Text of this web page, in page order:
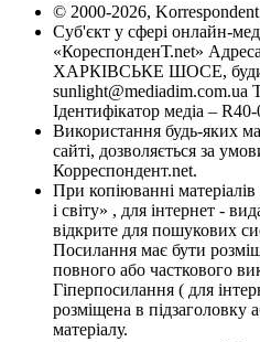
© 2000-2026,
Суб'єкт у сфері онлайн-
«КореспонденТ.net»
ХАРКІВСЬКЕ ШОСЕ,
sunlight@mediadim.com.ua
Ідентифікатор медіа –
Використання будь-яких
сайті, дозволяється за
Корреспондент.net.
При копіюванні
і світу» , для інтернет -
відкрите для пошукових
Посилання має бути
повного або часткового
Гіперпосилання ( для
розміщена в підзаголовку
матеріалу.